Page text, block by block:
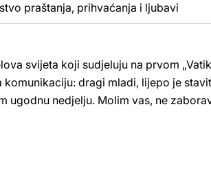
praštanja, prihvaćanja i ljubavi
svijeta koji sudjeluju na prvom
dragi mladi, lijepo je
ugodnu nedjelju. Molim vas, ne